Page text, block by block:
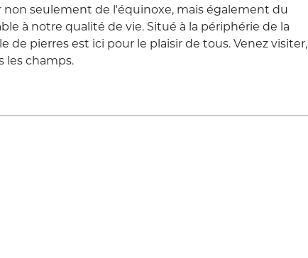
seulement de l'équinoxe, mais également du
à notre qualité de vie. Situé à la périphérie de la
de pierres est ici pour le plaisir de tous. Venez visiter,
les champs.